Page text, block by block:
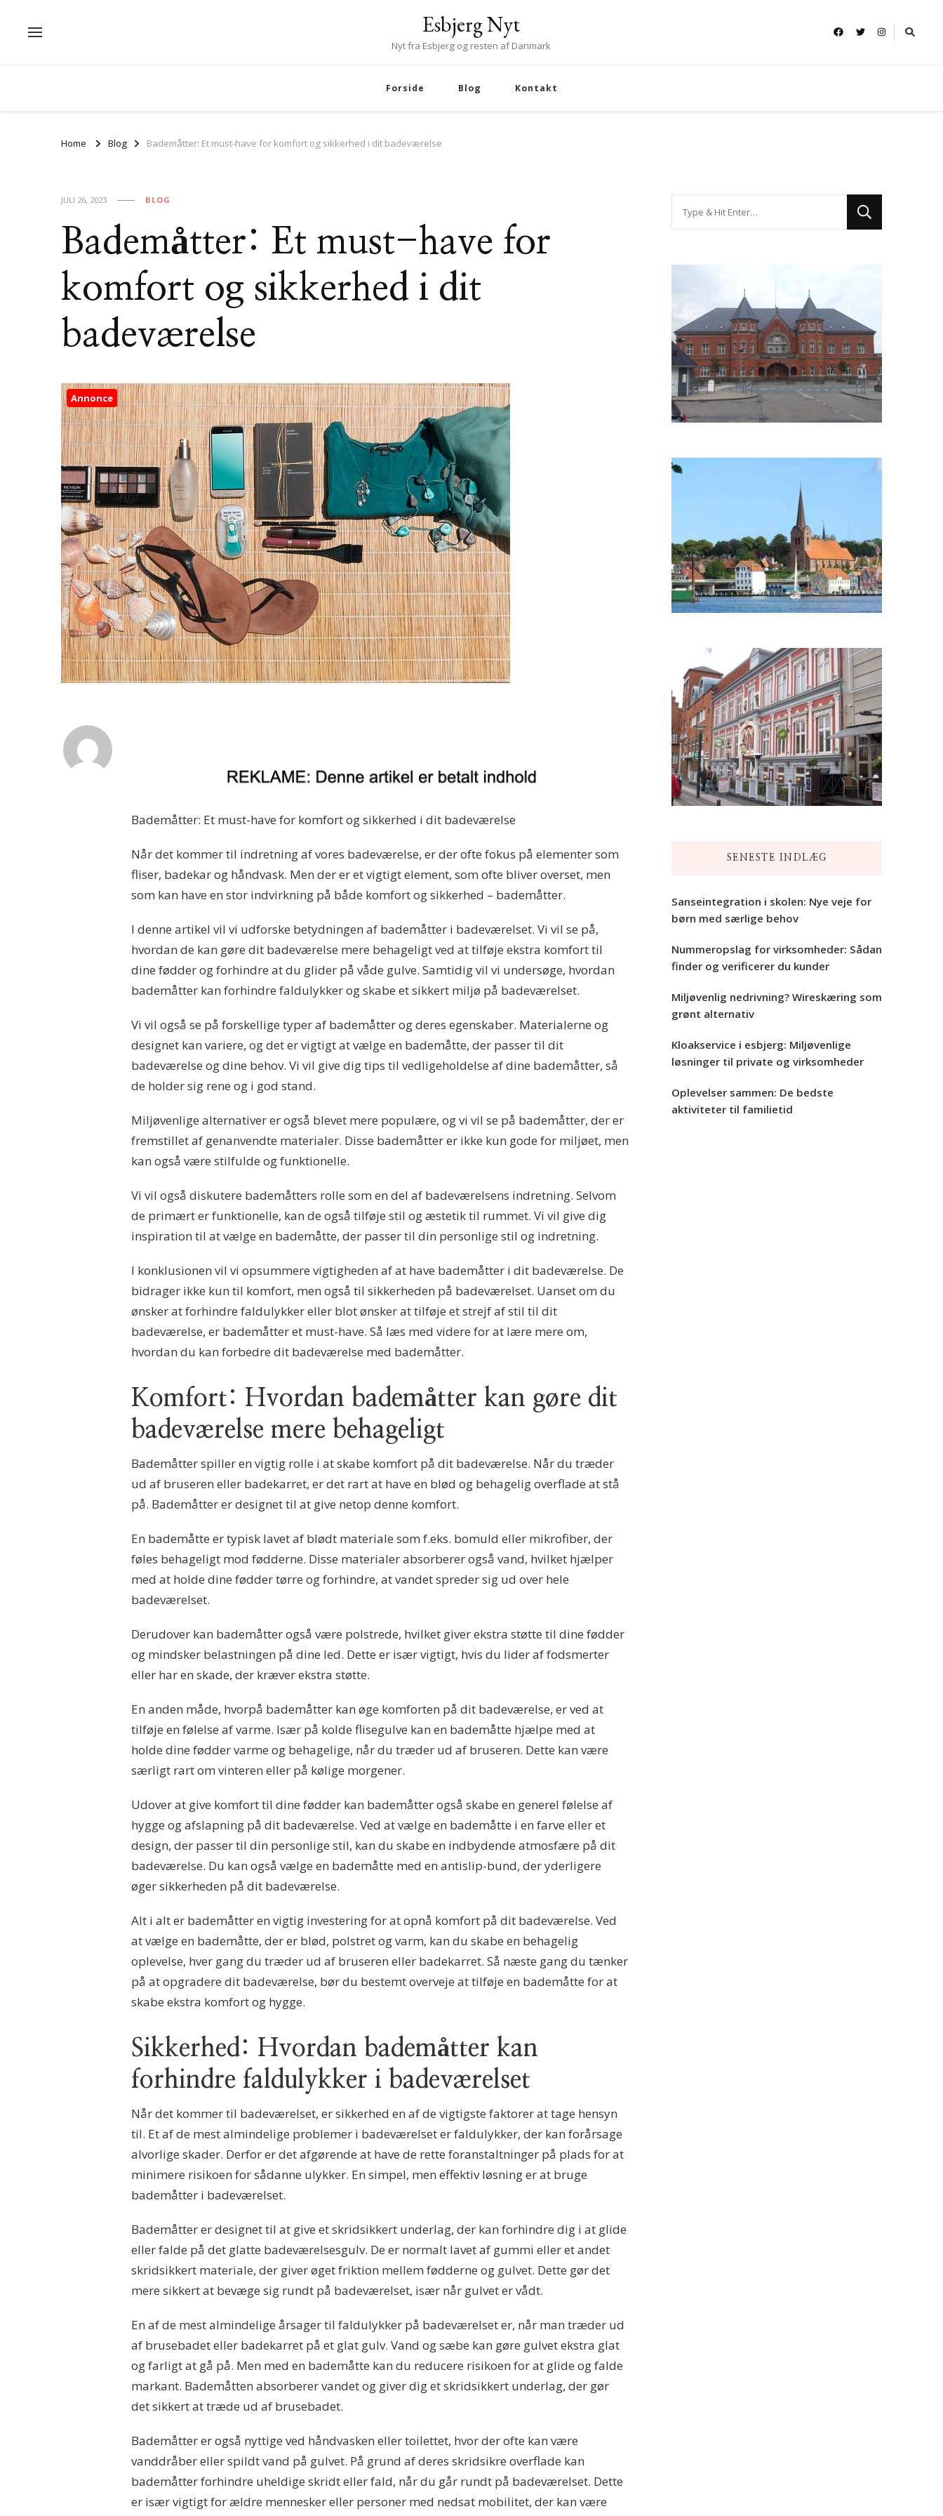
Esbjerg Nyt
Nyt fra Esbjerg og resten af Danmark
Forside Blog Kontakt
Home Blog Bademåtter: Et must-have for komfort og sikkerhed i dit badeværelse
JULI 26, 2023 BLOG
Bademåtter: Et must-have for
komfort og sikkerhed i dit
badeværelse
Annonce
Bademåtter: Et must-have for komfort og sikkerhed i dit badeværelse
Når det kommer til indretning af vores badeværelse, er der ofte fokus på elementer som
fliser, badekar og håndvask. Men der er et vigtigt element, som ofte bliver overset, men
som kan have en stor indvirkning på både komfort og sikkerhed – bademåtter.
I denne artikel vil vi udforske betydningen af bademåtter i badeværelset. Vi vil se på,
hvordan de kan gøre dit badeværelse mere behageligt ved at tilføje ekstra komfort til
dine fødder og forhindre at du glider på våde gulve. Samtidig vil vi undersøge, hvordan
bademåtter kan forhindre faldulykker og skabe et sikkert miljø på badeværelset.
Vi vil også se på forskellige typer af bademåtter og deres egenskaber. Materialerne og
designet kan variere, og det er vigtigt at vælge en bademåtte, der passer til dit
badeværelse og dine behov. Vi vil give dig tips til vedligeholdelse af dine bademåtter, så
de holder sig rene og i god stand.
Miljøvenlige alternativer er også blevet mere populære, og vi vil se på bademåtter, der er
fremstillet af genanvendte materialer. Disse bademåtter er ikke kun gode for miljøet, men
kan også være stilfulde og funktionelle.
Vi vil også diskutere bademåtters rolle som en del af badeværelsens indretning. Selvom
de primært er funktionelle, kan de også tilføje stil og æstetik til rummet. Vi vil give dig
inspiration til at vælge en bademåtte, der passer til din personlige stil og indretning.
I konklusionen vil vi opsummere vigtigheden af at have bademåtter i dit badeværelse. De
bidrager ikke kun til komfort, men også til sikkerheden på badeværelset. Uanset om du
ønsker at forhindre faldulykker eller blot ønsker at tilføje et strejf af stil til dit
badeværelse, er bademåtter et must-have. Så læs med videre for at lære mere om,
hvordan du kan forbedre dit badeværelse med bademåtter.
Komfort: Hvordan bademåtter kan gøre dit
badeværelse mere behageligt
Bademåtter spiller en vigtig rolle i at skabe komfort på dit badeværelse. Når du træder
ud af bruseren eller badekarret, er det rart at have en blød og behagelig overflade at stå
på. Bademåtter er designet til at give netop denne komfort.
En bademåtte er typisk lavet af blødt materiale som f.eks. bomuld eller mikrofiber, der
føles behageligt mod fødderne. Disse materialer absorberer også vand, hvilket hjælper
med at holde dine fødder tørre og forhindre, at vandet spreder sig ud over hele
badeværelset.
Derudover kan bademåtter også være polstrede, hvilket giver ekstra støtte til dine fødder
og mindsker belastningen på dine led. Dette er især vigtigt, hvis du lider af fodsmerter
eller har en skade, der kræver ekstra støtte.
En anden måde, hvorpå bademåtter kan øge komforten på dit badeværelse, er ved at
tilføje en følelse af varme. Især på kolde flisegulve kan en bademåtte hjælpe med at
holde dine fødder varme og behagelige, når du træder ud af bruseren. Dette kan være
særligt rart om vinteren eller på kølige morgener.
Udover at give komfort til dine fødder kan bademåtter også skabe en generel følelse af
hygge og afslapning på dit badeværelse. Ved at vælge en bademåtte i en farve eller et
design, der passer til din personlige stil, kan du skabe en indbydende atmosfære på dit
badeværelse. Du kan også vælge en bademåtte med en antislip-bund, der yderligere
øger sikkerheden på dit badeværelse.
Alt i alt er bademåtter en vigtig investering for at opnå komfort på dit badeværelse. Ved
at vælge en bademåtte, der er blød, polstret og varm, kan du skabe en behagelig
oplevelse, hver gang du træder ud af bruseren eller badekarret. Så næste gang du tænker
på at opgradere dit badeværelse, bør du bestemt overveje at tilføje en bademåtte for at
skabe ekstra komfort og hygge.
Sikkerhed: Hvordan bademåtter kan
forhindre faldulykker i badeværelset
Når det kommer til badeværelset, er sikkerhed en af de vigtigste faktorer at tage hensyn
til. Et af de mest almindelige problemer i badeværelset er faldulykker, der kan forårsage
alvorlige skader. Derfor er det afgørende at have de rette foranstaltninger på plads for at
minimere risikoen for sådanne ulykker. En simpel, men effektiv løsning er at bruge
bademåtter i badeværelset.
Bademåtter er designet til at give et skridsikkert underlag, der kan forhindre dig i at glide
eller falde på det glatte badeværelsesgulv. De er normalt lavet af gummi eller et andet
skridsikkert materiale, der giver øget friktion mellem fødderne og gulvet. Dette gør det
mere sikkert at bevæge sig rundt på badeværelset, især når gulvet er vådt.
En af de mest almindelige årsager til faldulykker på badeværelset er, når man træder ud
af brusebadet eller badekarret på et glat gulv. Vand og sæbe kan gøre gulvet ekstra glat
og farligt at gå på. Men med en bademåtte kan du reducere risikoen for at glide og falde
markant. Bademåtten absorberer vandet og giver dig et skridsikkert underlag, der gør
det sikkert at træde ud af brusebadet.
Bademåtter er også nyttige ved håndvasken eller toilettet, hvor der ofte kan være
vanddråber eller spildt vand på gulvet. På grund af deres skridsikre overflade kan
bademåtter forhindre uheldige skridt eller fald, når du går rundt på badeværelset. Dette
er især vigtigt for ældre mennesker eller personer med nedsat mobilitet, der kan være
SENESTE INDLÆG
Sanseintegration i skolen: Nye veje for
børn med særlige behov
Nummeropslag for virksomheder: Sådan
finder og verificerer du kunder
Miljøvenlig nedrivning? Wireskæring som
grønt alternativ
Kloakservice i esbjerg: Miljøvenlige
løsninger til private og virksomheder
Oplevelser sammen: De bedste
aktiviteter til familietid